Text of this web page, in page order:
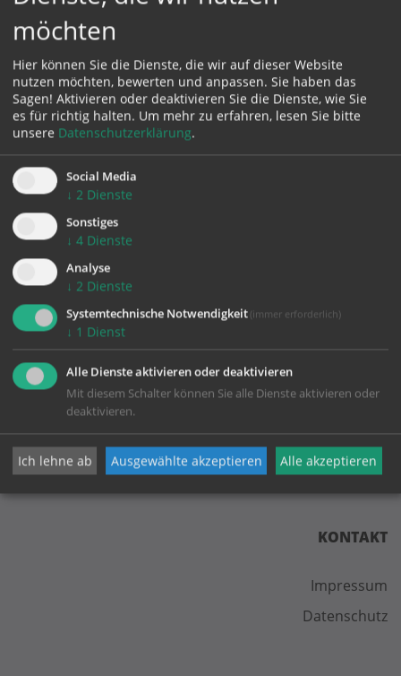
an 9 Tagen hintereinander) zusammengestellt. Die
Sie zwischen Christi Himmelfahrt und Pfingsten
oder auch zu jeder anderen Zeit beten können.
Folder mit den Texten werden auch am
Schriftenstand in den Kirchen aufgelegt.
Hierfinden Sie einpdf mit dem Texten.
zurück
KONTAKT
Impressum
Datenschutz
möchten
Hier können Sie die Dienste, die wir auf dieser Website
nutzen möchten, bewerten und anpassen. Sie haben das
Sagen! Aktivieren oder deaktivieren Sie die Dienste, wie Sie
es für richtig halten. Um mehr zu erfahren, lesen Sie bitte
unsere Datenschutzerklärung.
Social Media
↓ 2 Dienste
Sonstiges
↓ 4 Dienste
Analyse
↓ 2 Dienste
Systemtechnische Notwendigkeit (immer erforderlich)
↓ 1 Dienst
Alle Dienste aktivieren oder deaktivieren
Mit diesem Schalter können Sie alle Dienste aktivieren oder
deaktivieren.
Ich lehne ab Ausgewählte akzeptieren Alle akzeptieren